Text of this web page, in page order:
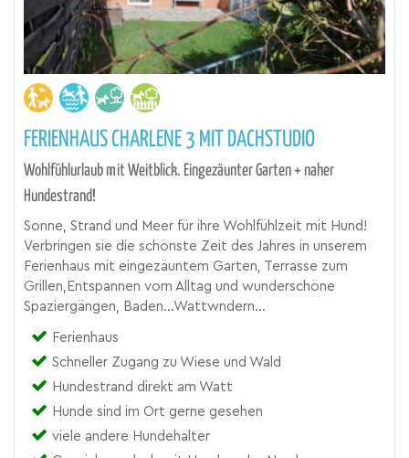
FERIENHAUS CHARLENE 3 MIT DACHSTUDIO
Wohlfühlurlaub mit Weitblick. Eingezäunter Garten + naher
Hundestrand!
Sonne, Strand und Meer für ihre Wohlfühlzeit mit Hund!
Verbringen sie die schönste Zeit des Jahres in unserem
Ferienhaus mit eingezäuntem Garten, Terrasse zum
Grillen,Entspannen vom Alltag und wunderschöne
Spaziergängen, Baden...Wattwndern...
Ferienhaus
Schneller Zugang zu Wiese und Wald
Hundestrand direkt am Watt
Hunde sind im Ort gerne gesehen
viele andere Hundehalter